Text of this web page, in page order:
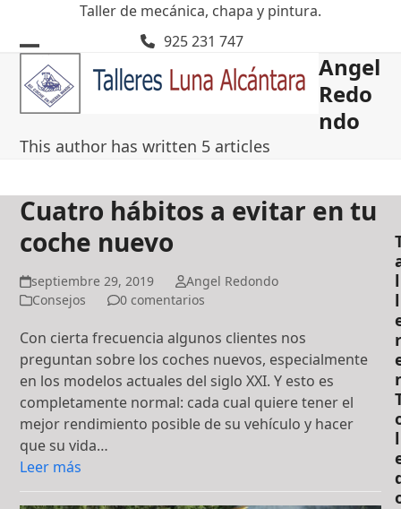
content
Taller de mecánica, chapa y pintura.
925 231 747
Open
mobile
Close
mobile
Angel
Redo
ndo
This author has written 5 articles
Cuatro hábitos a evitar en tu
coche nuevo
septiembre 29, 2019
Angel Redondo
Consejos
0 comentarios
Con cierta frecuencia algunos clientes nos
preguntan sobre los coches nuevos, especialmente
en los modelos actuales del siglo XXI. Y esto es
completamente normal: cada cual quiere tener el
mejor rendimiento posible de su vehículo y hacer
que su vida…
Leer más
l
l
r
l